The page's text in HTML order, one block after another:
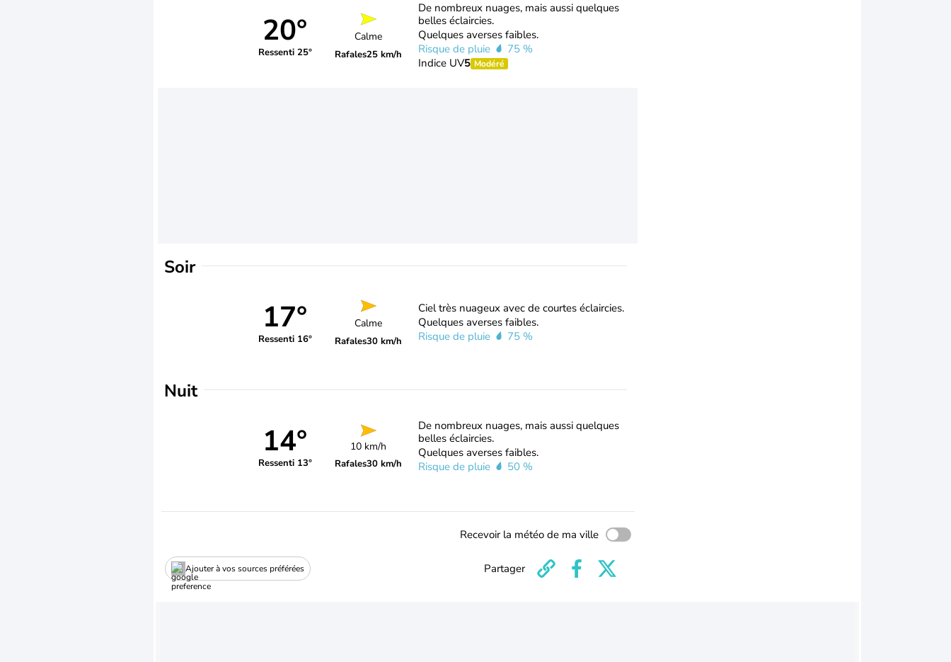
20°
Ressenti 25°
Calme
Rafales25 km/h
De nombreux nuages, mais aussi quelques
belles éclaircies.
Quelques averses faibles.
Risque de pluie
75 %
Indice UV5 Modéré
Soir
17°
Ressenti 16°
Calme
Rafales30 km/h
Ciel très nuageux avec de courtes éclaircies.
Quelques averses faibles.
Risque de pluie
75 %
Nuit
14°
Ressenti 13°
10 km/h
Rafales30 km/h
De nombreux nuages, mais aussi quelques
belles éclaircies.
Quelques averses faibles.
Risque de pluie
50 %
Recevoir la météo de ma ville
Ajouter à vos sources préférées Partager